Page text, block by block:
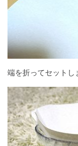
端を折ってセットし